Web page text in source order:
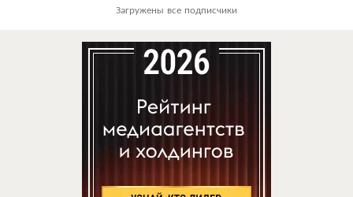
Загружены все подписчики